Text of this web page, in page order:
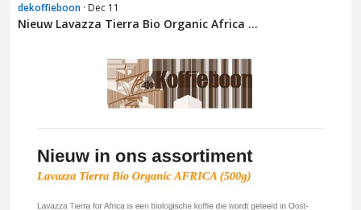
dekoffieboon · Dec 11
Nieuw Lavazza Tierra Bio Organic Africa ...